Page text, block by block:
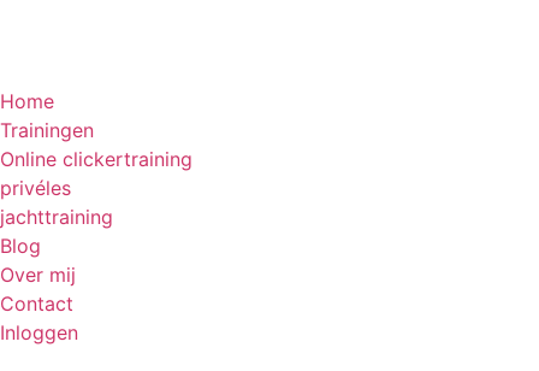
Home
Trainingen
Online clickertraining
privéles
jachttraining
Blog
Over mij
Contact
Inloggen